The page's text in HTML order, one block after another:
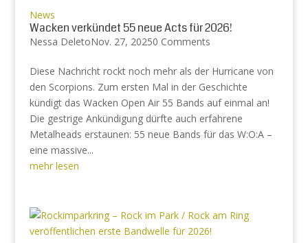
News
Wacken verkündet 55 neue Acts für 2026!
Nessa DeletoNov. 27, 20250 Comments
Diese Nachricht rockt noch mehr als der Hurricane von
den Scorpions. Zum ersten Mal in der Geschichte
kündigt das Wacken Open Air 55 Bands auf einmal an!
Die gestrige Ankündigung dürfte auch erfahrene
Metalheads erstaunen: 55 neue Bands für das W:O:A –
eine massive...
mehr lesen